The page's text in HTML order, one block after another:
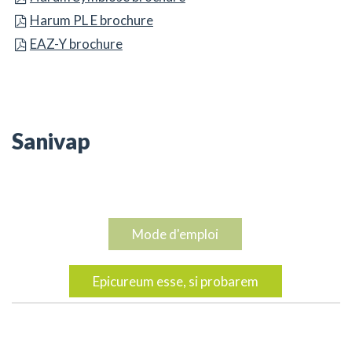
Harum PL E brochure
EAZ-Y brochure
Harum PL E brochure
EAZ-Y brochure
Harum PL E brochure
EAZ-Y brochure
Sanivap
Mode d'emploi
Epicureum esse, si probarem